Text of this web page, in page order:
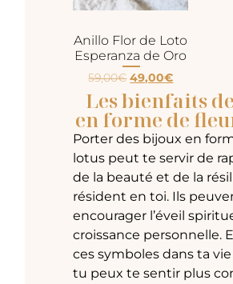
Anillo Flor de Loto
Esperanza de Oro
59,00€ 49,00€
Les bienfaits
en forme de
Porter des bijoux en
lotus peut te servir de
de la beauté et de la
résident en toi. Ils
encourager l’éveil
croissance personnelle.
ces symboles dans ta
tu peux te sentir plus